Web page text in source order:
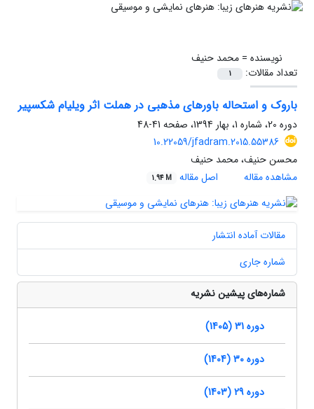
نویسنده =محمد حنیف
تعداد مقالات:
1
باروک و استحاله باورهای مذهبی در هملت اثر ویلیام شکسپیر
دوره 20، شماره 1، بهار 1394، صفحه
41-48
10.22059/jfadram.2015.55386
محسن حنیف، محمد حنیف
مشاهده مقاله
اصل مقاله 1.94 M
مقالات آماده انتشار
شماره جاری
شماره‌های پیشین نشریه
دوره 31 (1405)
دوره 30 (1404)
دوره 29 (1403)